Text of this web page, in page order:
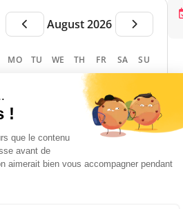
August 2026
MO TU WE TH FR SA SU
7 8
9
10
14 15
16
17
18 19 22
24
25 26 27 28 29
30